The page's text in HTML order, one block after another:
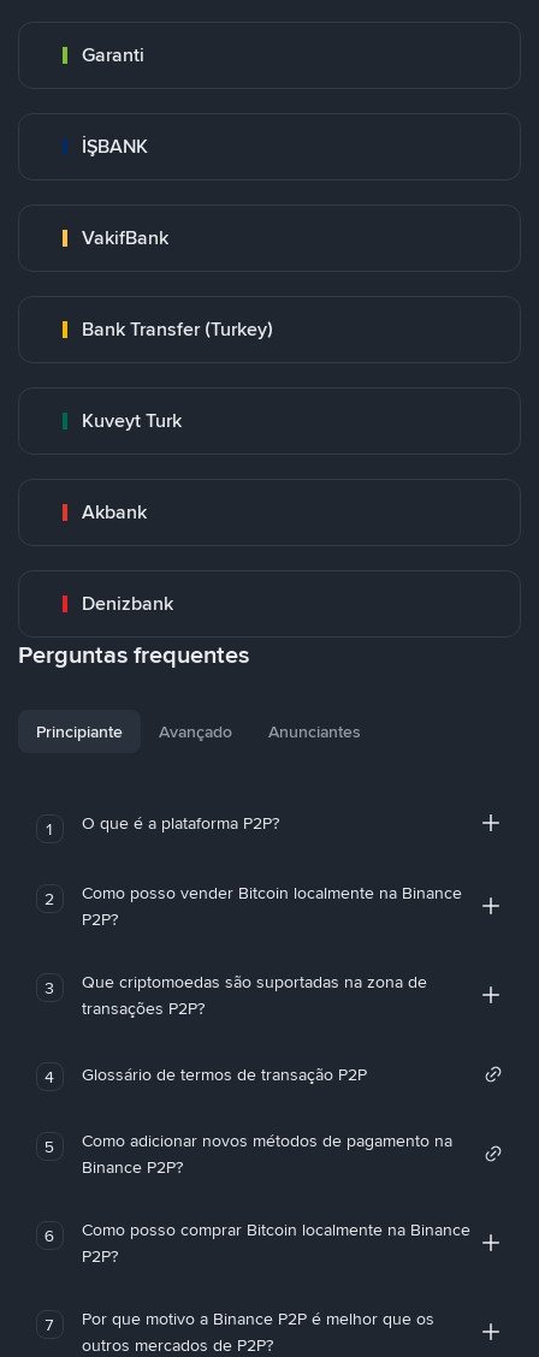
Garanti
İŞBANK
VakifBank
Bank Transfer (Turkey)
Kuveyt Turk
Akbank
Denizbank
Perguntas frequentes
Principiante Avançado Anunciantes
1 O que é a plataforma P2P?
2
Como posso vender Bitcoin localmente na Binance
P2P?
3
Que criptomoedas são suportadas na zona de
transações P2P?
4 Glossário de termos de transação P2P
5
Como adicionar novos métodos de pagamento na
Binance P2P?
6
Como posso comprar Bitcoin localmente na Binance
P2P?
7
Por que motivo a Binance P2P é melhor que os
outros mercados de P2P?